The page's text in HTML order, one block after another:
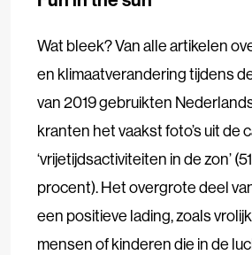
Wat bleek? Van alle artikelen
en klimaatverandering tijdens
van 2019 gebruikten
kranten het vaakst foto’s uit de
‘vrijetijdsactiviteiten in de zon’
procent). Het overgrote deel
een positieve lading, zoals
mensen of kinderen die in de